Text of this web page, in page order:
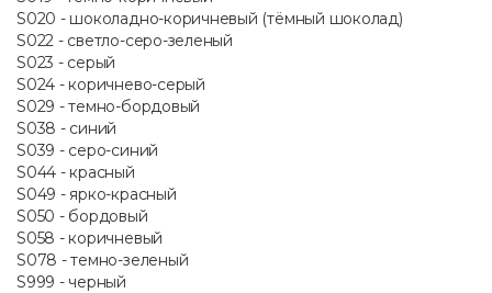
S020 - шоколадно-коричневый (тёмный шоколад)
S022 - светло-серо-зеленый
S023 - серый
S024 - коричнево-серый
S029 - темно-бордовый
S038 - синий
S039 - серо-синий
S044 - красный
S049 - ярко-красный
S050 - бордовый
S058 - коричневый
S078 - темно-зеленый
S999 - черный